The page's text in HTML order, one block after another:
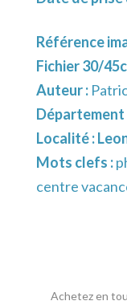
Référence
Fichier 30/
Auteur :
Département
Localité :
Mots clefs :
centre
Achetez en